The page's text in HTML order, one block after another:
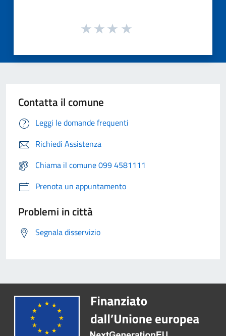
Contatta il comune
Leggi le domande frequenti
Richiedi Assistenza
Chiama il comune 099 4581111
Prenota un appuntamento
Problemi in città
Segnala disservizio